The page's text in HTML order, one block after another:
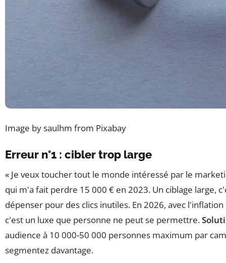
Image by saulhm from Pixabay
Erreur n°1 : cibler trop large
« Je veux toucher tout le monde intéressé par le
qui m'a fait perdre 15 000 € en 2023. Un ciblage large,
dépenser pour des clics inutiles. En 2026, avec
c'est un luxe que personne ne peut se permettre.
audience à 10 000-50 000 personnes maximum par
segmentez davantage.